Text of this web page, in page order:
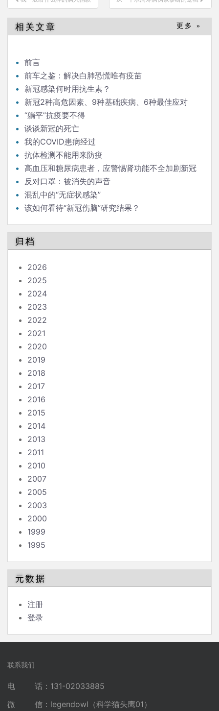
章
导
航
相关文章 更多 »
前言
前车之鉴：解决白肺恐慌唯有疫苗
新冠感染何时用抗生素？
新冠2种高危因素、9种基础疾病、6种最佳应对
“躺平”抗疫要不得
谈谈新冠的死亡
我的COVID患病经过
抗体检测不能用来防疫
高血压和糖尿病患者，应警惕肾功能不全加剧新冠
重症反对口罩：被消失的声音
混乱中的“无症状感染”
该如何看待“新冠伤脑”研究结果？
归档
2026
2025
2024
2023
2022
2021
2020
2019
2018
2017
2016
2015
2014
2013
2011
2010
2007
2005
2003
2000
1999
1995
元数据
注册
登录
联系我们
电 话：131-02033885
微 信：legendowl（科学猫头鹰01）